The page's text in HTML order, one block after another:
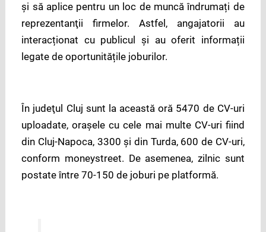
și să aplice pentru un loc de muncă îndrumați de
reprezentanţii firmelor. Astfel, angajatorii au
interacționat cu publicul și au oferit informații
legate de oportunitățile joburilor.
În judeţul Cluj sunt la această oră 5470 de CV-uri
uploadate, oraşele cu cele mai multe CV-uri fiind
din Cluj-Napoca, 3300 şi din Turda, 600 de CV-uri,
conform moneystreet. De asemenea, zilnic sunt
postate între 70-150 de joburi pe platformă.